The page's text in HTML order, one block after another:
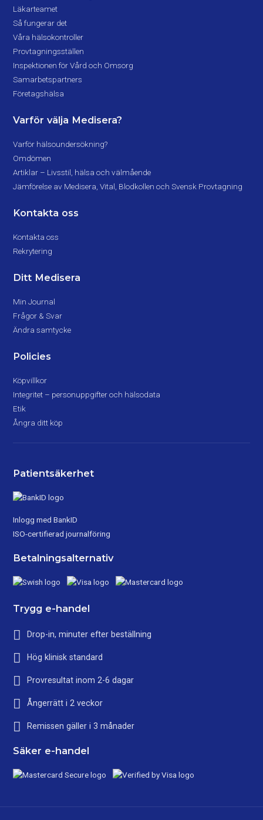
Läkarteamet
Så fungerar det
Våra hälsokontroller
Provtagningsställen
Inspektionen för Vård och Omsorg
Samarbetspartners
Företagshälsa
Varför välja Medisera?
Varför hälsoundersökning?
Omdömen
Artiklar – Livsstil, hälsa och välmående
Jämförelse av Medisera, Vital, Blodkollen och Svensk Provtagning
Kontakta oss
Kontakta oss
Rekrytering
Ditt Medisera
Min Journal
Frågor & Svar
Ändra samtycke
Policies
Köpvillkor
Integritet – personuppgifter och hälsodata
Etik
Ångra ditt köp
Patientsäkerhet
Inlogg med BankID
ISO-certifierad journalföring
Betalningsalternativ
Trygg e-handel
Drop-in, minuter efter beställning
Hög klinisk standard
Provresultat inom 2-6 dagar
Ångerrätt i 2 veckor
Remissen gäller i 3 månader
Säker e-handel